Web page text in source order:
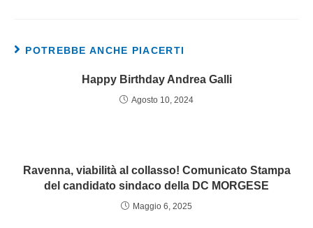
POTREBBE ANCHE PIACERTI
Happy Birthday Andrea Galli
Agosto 10, 2024
Ravenna, viabilità al collasso! Comunicato Stampa
del candidato sindaco della DC MORGESE
Maggio 6, 2025